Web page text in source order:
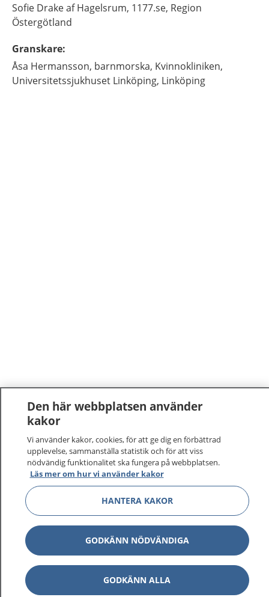
Sofie Drake af Hagelsrum, 1177.se, Region
Östergötland
Granskare:
Åsa Hermansson, barnmorska, Kvinnokliniken,
Universitetssjukhuset Linköping, Linköping
1177–tryggt om din hälsa och vård
På 1177.se får du råd om hälsa och information om
sjukdomar och vilka mottagningar du kan kontakta.
Logga in för att läsa din journal och göra dina
vårdärenden. Ring telefonnummer 1177 för
sjukvårdsrådgivning dygnet runt.
1177 ger dig råd när du vill må bättre.
Den här webbplatsen använder
kakor
Vi använder kakor, cookies, för att ge dig en förbättrad
upplevelse, sammanställa statistik och för att viss
nödvändig funktionalitet ska fungera på webbplatsen.
Läs mer om hur vi använder kakor
HANTERA KAKOR
GODKÄNN NÖDVÄNDIGA
GODKÄNN ALLA